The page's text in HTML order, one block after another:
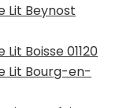
Lit Beynost
Boisse 01120
Lit Bourg-en-